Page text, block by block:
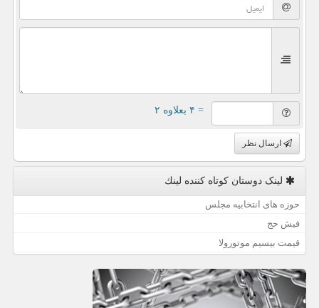
= ۴ بعلاوه ۲
ارسال نظر
لینک دوستان كوتاه كننده لینك
حوزه های انتخابیه مجلس
فیش حج
قیمت بیسیم موتورولا